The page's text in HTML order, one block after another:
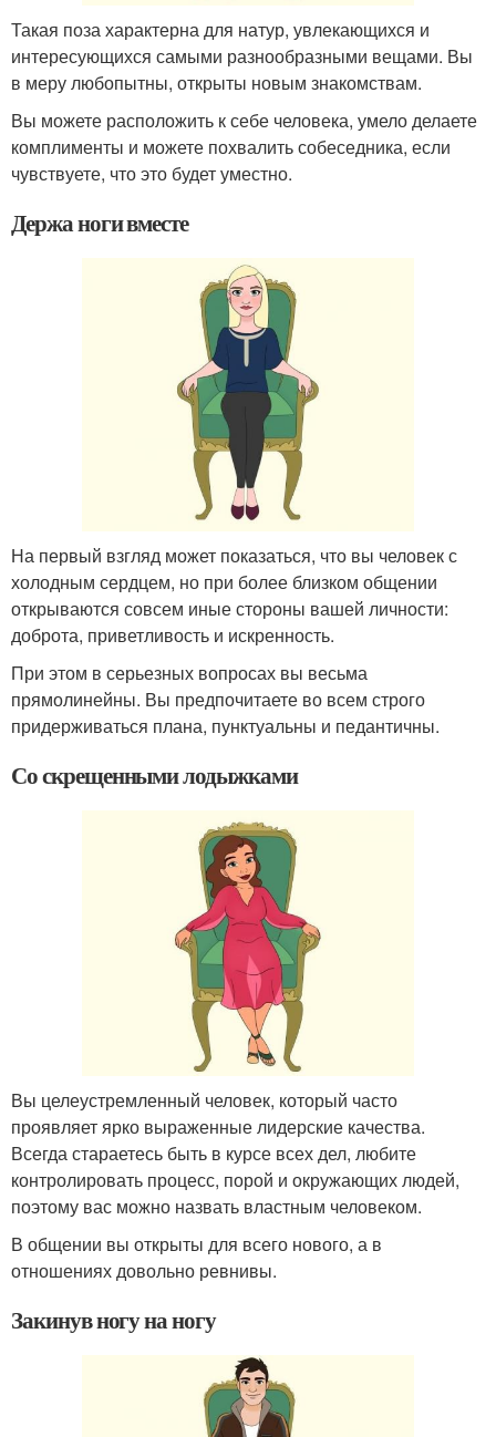
Такая поза характерна для натур, увлекающихся и
интересующихся самыми разнообразными вещами. Вы
в меру любопытны, открыты новым знакомствам.
Вы можете расположить к себе человека, умело делаете
комплименты и можете похвалить собеседника, если
чувствуете, что это будет уместно.
Держа ноги вместе
На первый взгляд может показаться, что вы человек с
холодным сердцем, но при более близком общении
открываются совсем иные стороны вашей личности:
доброта, приветливость и искренность.
При этом в серьезных вопросах вы весьма
прямолинейны. Вы предпочитаете во всем строго
придерживаться плана, пунктуальны и педантичны.
Со скрещенными лодыжками
Вы целеустремленный человек, который часто
проявляет ярко выраженные лидерские качества.
Всегда стараетесь быть в курсе всех дел, любите
контролировать процесс, порой и окружающих людей,
поэтому вас можно назвать властным человеком.
В общении вы открыты для всего нового, а в
отношениях довольно ревнивы.
Закинув ногу на ногу